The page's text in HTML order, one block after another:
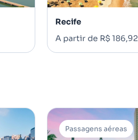
Recife
A partir de R$ 186,92
Passagens aéreas